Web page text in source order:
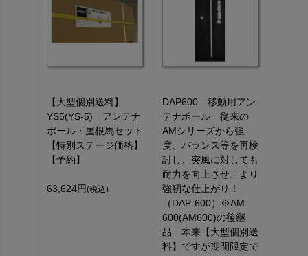
【大型個別送料】
YS5(YS-5) アンテナ
ポール・屋根馬セット
【特別ステージ価格】
【予約】
63,624円 (税込)
DAP600 移動用アン
テナポール 従来の
AMシリーズから強
度、バランス等を再検
討し、突風に対しても
耐力を向上させ、より
強靭な仕上がり！
（DAP-600）※AM-
600(AM600)の後継
品 本来【大型個別送
料】ですが期間限定で